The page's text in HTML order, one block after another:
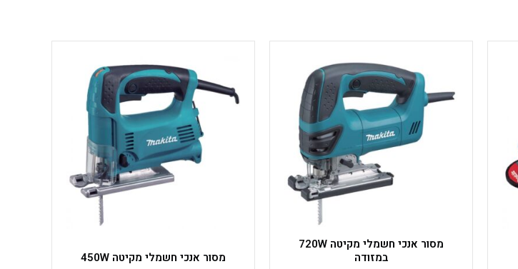
מסור אנכי חשמלי מקיטה 720W
במזודה
מסור אנכי חשמלי מקיטה 450W